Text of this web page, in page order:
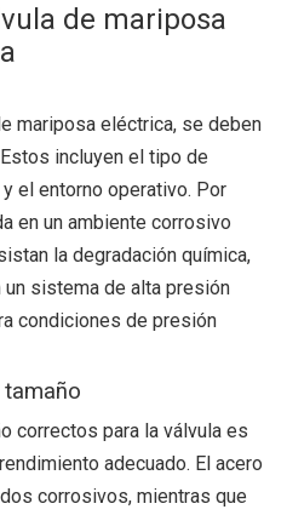
de mariposa
mariposa eléctrica, se deben
incluyen el tipo de
el entorno operativo. Por
en un ambiente corrosivo
la degradación química,
un sistema de alta presión
condiciones de presión
correctos para la válvula es
adecuado. El acero
corrosivos, mientras que